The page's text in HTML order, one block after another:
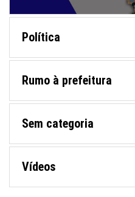
Política
Rumo à prefeitura
Sem categoria
Vídeos